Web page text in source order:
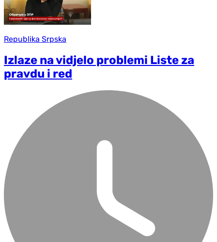
Republika Srpska
Izlaze na vidjelo problemi Liste za
pravdu i red